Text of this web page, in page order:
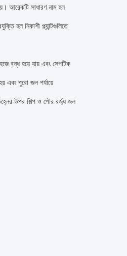
আরেকটি সাধারণ নাম হল
হল নিকাশী প্ল্যান্টগুলিতে
বন্ধ হয়ে যায় এবং সেপটিক
এবং পুরো জল পর্যায়ে
উপর শিল্প ও পৌর বর্জ্য জল